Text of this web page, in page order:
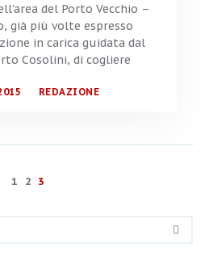
del Porto Vecchio –
già più volte espresso
in carica guidata dal
Cosolini, di cogliere
REDAZIONE
1 2 3